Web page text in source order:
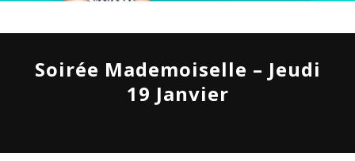
Soirée Mademoiselle – Jeudi
19 Janvier